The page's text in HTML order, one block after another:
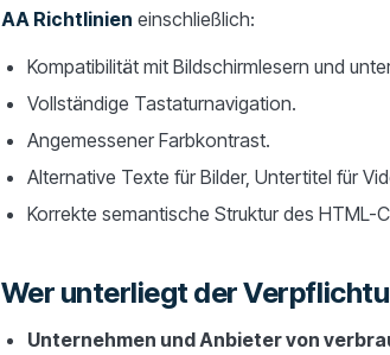
AA Richtlinien einschließlich:
Kompatibilität mit Bildschirmlesern und
Vollständige Tastaturnavigation.
Angemessener Farbkontrast.
Alternative Texte für Bilder, Untertitel für
Korrekte semantische Struktur des HTML-
Wer unterliegt der
Unternehmen und Anbieter von